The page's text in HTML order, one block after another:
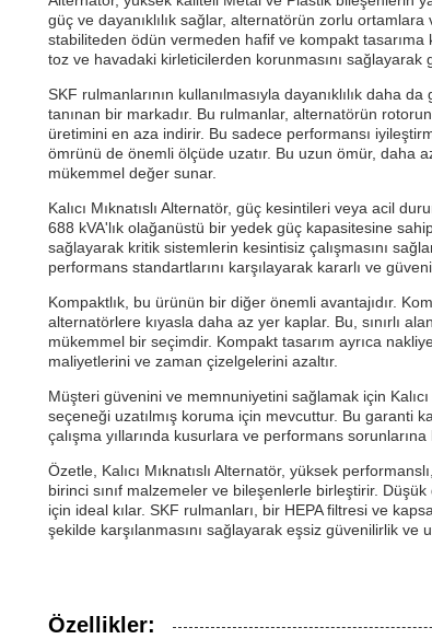
güç ve dayanıklılık sağlar, alternatörün zorlu
stabiliteden ödün vermeden hafif ve kompakt
toz ve havadaki kirleticilerden korunmasını sağlayarak
SKF rulmanlarının kullanılmasıyla dayanıklılık daha
tanınan bir markadır. Bu rulmanlar, alternatörün
üretimini en aza indirir. Bu sadece performansı
ömrünü de önemli ölçüde uzatır. Bu uzun ömür, daha
mükemmel değer sunar.
Kalıcı Mıknatıslı Alternatör, güç kesintileri veya acil
688 kVA'lık olağanüstü bir yedek güç kapasitesine
sağlayarak kritik sistemlerin kesintisiz çalışmasını
performans standartlarını karşılayarak kararlı ve
Kompaktlık, bu ürünün bir diğer önemli avantajıdır.
alternatörlere kıyasla daha az yer kaplar. Bu, sınırlı
mükemmel bir seçimdir. Kompakt tasarım ayrıca
maliyetlerini ve zaman çizelgelerini azaltır.
Müşteri güvenini ve memnuniyetini sağlamak için
seçeneği uzatılmış koruma için mevcuttur. Bu garanti
çalışma yıllarında kusurlara ve performans
Özetle, Kalıcı Mıknatıslı Alternatör, yüksek
birinci sınıf malzemeler ve bileşenlerle birleştirir.
için ideal kılar. SKF rulmanları, bir HEPA filtresi ve
şekilde karşılanmasını sağlayarak eşsiz güvenilirlik ve
Özellikler: